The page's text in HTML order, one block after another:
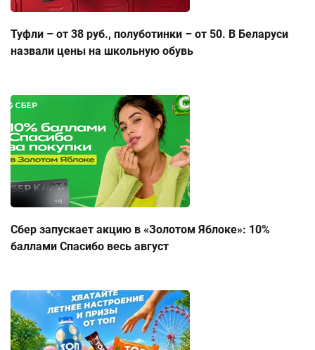
Туфли – от 38 руб., полуботинки – от 50. В Беларуси
назвали цены на школьную обувь
Сбер запускает акцию в «Золотом Яблоке»: 10%
баллами Спасибо весь август